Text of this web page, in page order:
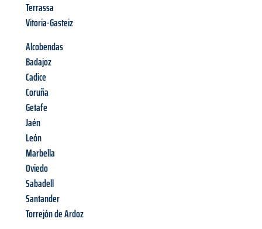
Terrassa
Vitoria-Gasteiz
Alcobendas
Badajoz
Cadice
Coruña
Getafe
Jaén
León
Marbella
Oviedo
Sabadell
Santander
Torrejón de Ardoz